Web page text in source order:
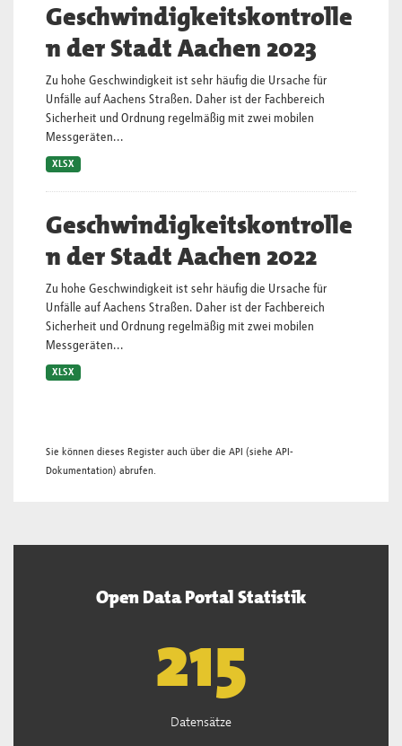
Geschwindigkeitskontrolle
n der Stadt Aachen 2023
Zu hohe Geschwindigkeit ist sehr häufig die Ursache für
Unfälle auf Aachens Straßen. Daher ist der Fachbereich
Sicherheit und Ordnung regelmäßig mit zwei mobilen
Messgeräten...
XLSX
Geschwindigkeitskontrolle
n der Stadt Aachen 2022
Zu hohe Geschwindigkeit ist sehr häufig die Ursache für
Unfälle auf Aachens Straßen. Daher ist der Fachbereich
Sicherheit und Ordnung regelmäßig mit zwei mobilen
Messgeräten...
XLSX
Sie können dieses Register auch über die API (siehe API-
Dokumentation) abrufen.
Open Data Portal Statistik
218
Datensätze